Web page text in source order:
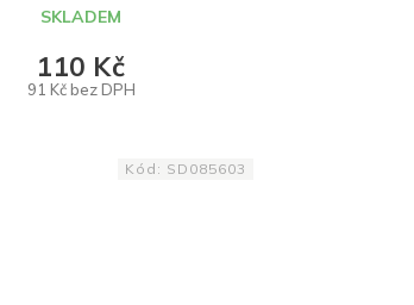
SKLADEM
91 Kč bez DPH
110 Kč
Kód: SD085603